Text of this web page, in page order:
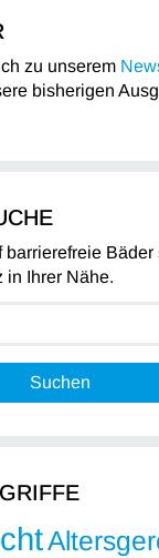
zu unserem
bisherigen
barrierefreie
in Ihrer Nähe.
Suchen